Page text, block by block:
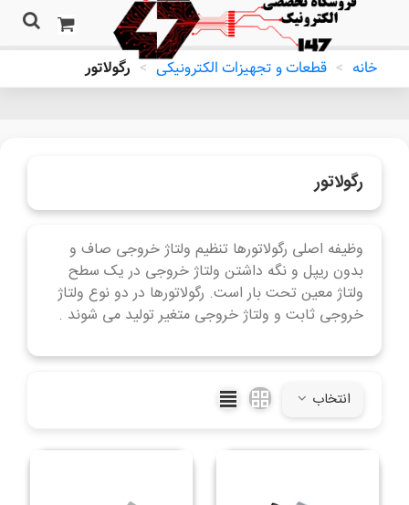
خانه > قطعات و تجهیزات الکترونیکی > رگولاتور
رگولاتور
وظیفه اصلی رگولاتورها تنظیم ولتاژ خروجی صاف و
بدون ریپل و نگه داشتن ولتاژ خروجی در یک سطح
ولتاژ معین تحت بار است. رگولاتورها در دو نوع ولتاژ
خروجی ثابت و ولتاژ خروجی متغیر تولید می شوند .
انتخاب